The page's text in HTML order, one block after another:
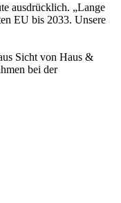
ausdrücklich. „Lange
EU bis 2033. Unsere
Sicht von Haus &
bei der